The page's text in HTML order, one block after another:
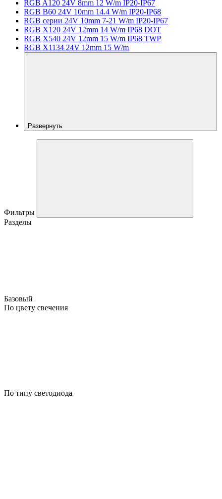
RGB A120 24V 8mm 12 W/m IP20-IP67
RGB B60 24V 10mm 14.4 W/m IP20-IP68
RGB серии 24V 10mm 7-21 W/m IP20-IP67
RGB X120 24V 12mm 14 W/m IP68 DOT
RGB X540 24V 12mm 15 W/m IP68 TWP
RGB X1134 24V 12mm 15 W/m
Развернуть
Фильтры
Разделы
Базовый
По цвету свечения
По типу светодиода